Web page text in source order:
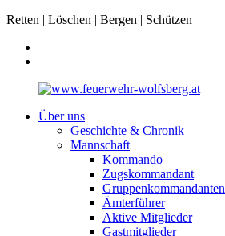
Retten | Löschen | Bergen | Schützen
Über uns
Geschichte & Chronik
Mannschaft
Kommando
Zugskommandant
Gruppenkommandanten
Ämterführer
Aktive Mitglieder
Gastmitglieder